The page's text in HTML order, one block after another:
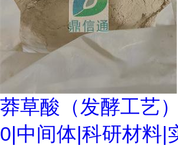
莽草酸（发酵工艺
0|中间体|科研材料|